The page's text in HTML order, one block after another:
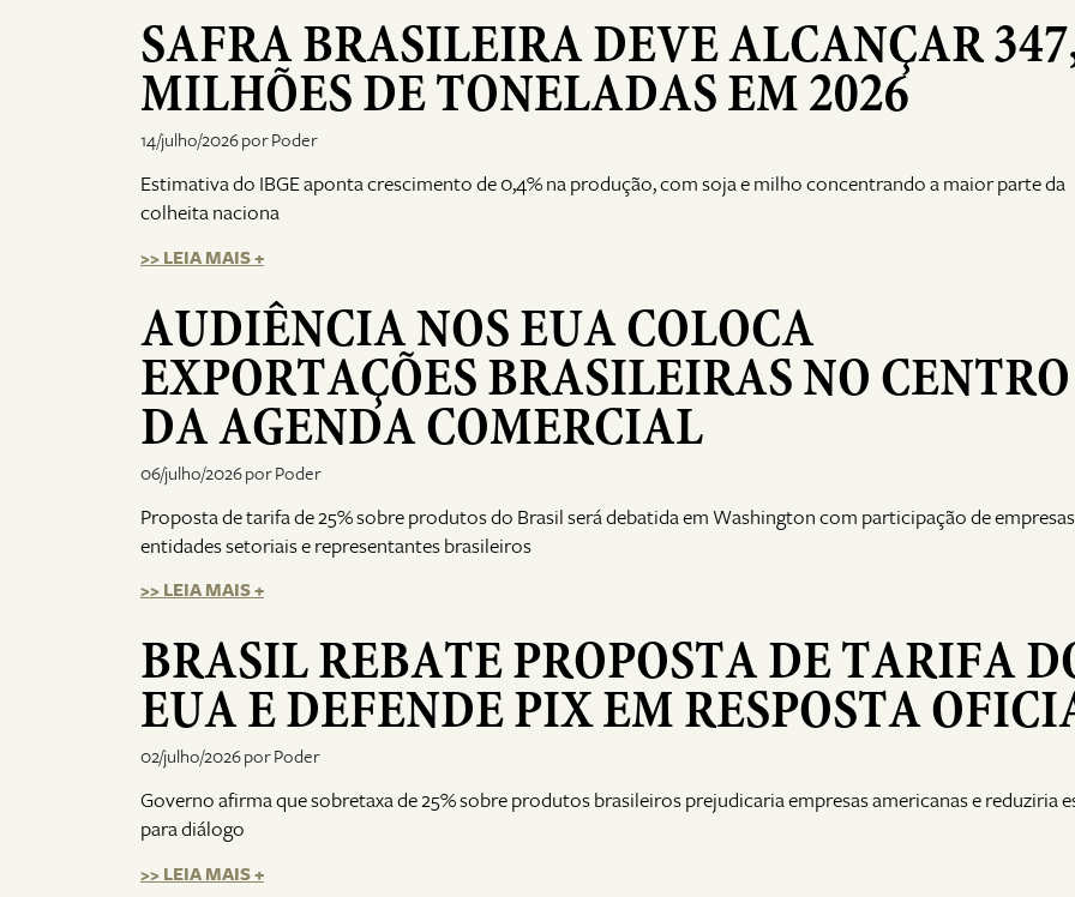
SAFRA BRASILEIRA DEVE ALCANÇAR
MILHÕES DE TONELADAS EM 2026
14/julho/2026 por Poder
Estimativa do IBGE aponta crescimento de 0,4% na produção, com soja e milho concentrando a maior parte da
colheita naciona
>> LEIA MAIS +
AUDIÊNCIA NOS EUA COLOCA
EXPORTAÇÕES BRASILEIRAS NO CENTRO
DA AGENDA COMERCIAL
06/julho/2026 por Poder
Proposta de tarifa de 25% sobre produtos do Brasil será debatida em Washington com participação de
entidades setoriais e representantes brasileiros
>> LEIA MAIS +
BRASIL REBATE PROPOSTA DE TARIFA
EUA E DEFENDE PIX EM RESPOSTA
02/julho/2026 por Poder
Governo afirma que sobretaxa de 25% sobre produtos brasileiros prejudicaria empresas americanas e reduziria
para diálogo
>> LEIA MAIS +